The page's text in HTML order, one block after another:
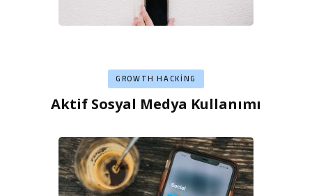
GROWTH HACKING
Aktif Sosyal Medya Kullanımı